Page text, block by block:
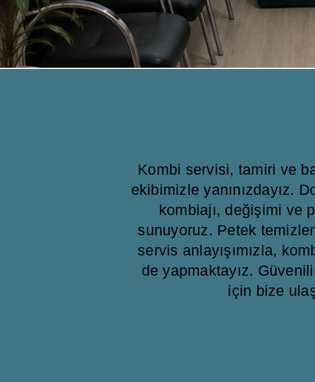
Kombi servisi, tamiri ve
ekibimizle yanınızdayız.
kombiajı, değişimi ve
sunuyoruz. Petek
servis anlayışımızla,
de yapmaktayız.
için bize